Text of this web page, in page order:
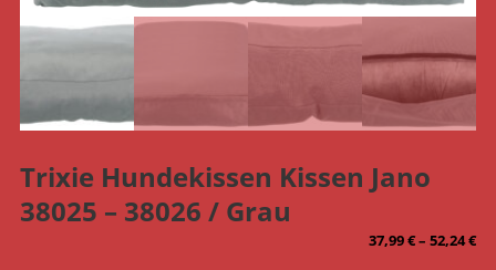
Trixie Hundekissen Kissen Jano
38025 – 38026 / Grau
37,99€–52,24€